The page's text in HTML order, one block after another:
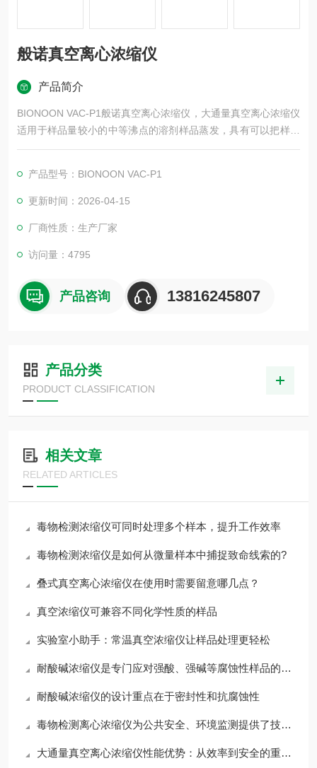
般诺真空离心浓缩仪
产品简介
BIONOON VAC-P1般诺真空离心浓缩仪，大通量真空离心浓缩仪
适用于样品量较小的中等沸点的溶剂样品蒸发，具有可以把样品
中的水和有机溶剂快速安全蒸发的功能，可以使用EP管、玻璃试
有限公司是专门生产各种离心蒸发浓缩设备的公司，其产品普遍
应用于生命科学、化学、分析等领域。
产品型号：BIONOON VAC-P1
更新时间：2026-04-15
厂商性质：生产厂家
访问量：4795
产品咨询 13816245807
产品分类
PRODUCT CLASSIFICATION
相关文章
RELATED ARTICLES
毒物检测浓缩仪可同时处理多个样本，提升工作效率
毒物检测浓缩仪是如何从微量样本中捕捉致命线索的?
叠式真空离心浓缩仪在使用时需要留意哪几点？
真空浓缩仪可兼容不同化学性质的样品
实验室小助手：常温真空浓缩仪让样品处理更轻松
耐酸碱浓缩仪是专门应对强酸、强碱等腐蚀性样品的特殊工具
耐酸碱浓缩仪的设计重点在于密封性和抗腐蚀性
毒物检测离心浓缩仪为公共安全、环境监测提供了技术防线
大通量真空离心浓缩仪性能优势：从效率到安全的重要升级